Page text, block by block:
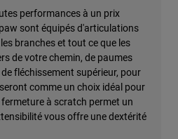
performances à un prix
sont équipés d'articulations
branches et tout ce que les
de votre chemin, de paumes
fléchissement supérieur, pour
comme un choix idéal pour
à scratch permet un
vous offre une dextérité